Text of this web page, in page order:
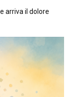
arriva il dolore